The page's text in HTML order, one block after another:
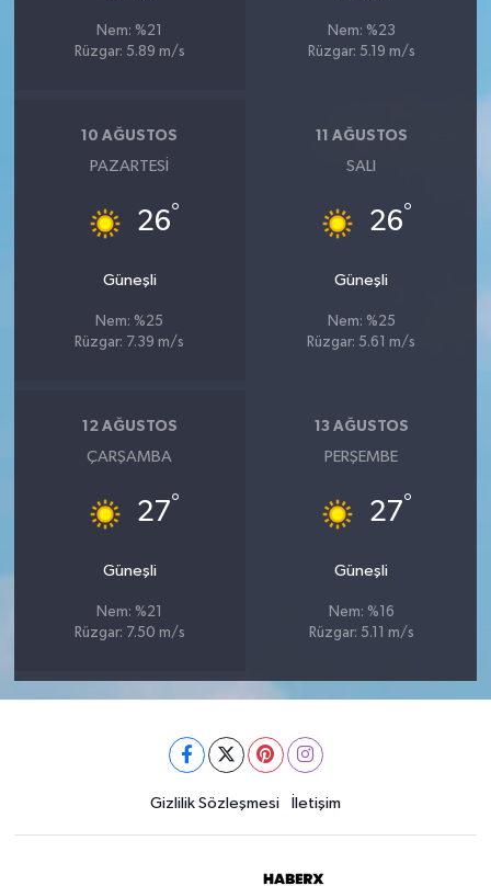
Nem: %21
Rüzgar: 5.89 m/s
Nem: %23
Rüzgar: 5.19 m/s
10 AĞUSTOS
PAZARTESI
26°
Güneşli
Nem: %25
Rüzgar: 7.39 m/s
11 AĞUSTOS
SALI
26°
Güneşli
Nem: %25
Rüzgar: 5.61 m/s
12 AĞUSTOS
ÇARŞAMBA
27°
Güneşli
Nem: %21
Rüzgar: 7.50 m/s
13 AĞUSTOS
PERŞEMBE
27°
Güneşli
Nem: %16
Rüzgar: 5.11 m/s
Gizlilik Sözleşmesi İletişim